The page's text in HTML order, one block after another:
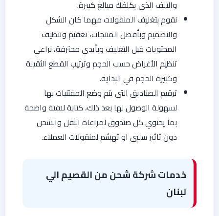
والتلف الذي يكلفك مبالغ كبيرة.
نقوم بتغليف المنقولات مهما كان الشكل
والتصميم وبأفضل المنتجات، تعقيم وتنظيف
المحتويات قبل التغليف وبأيدي محترفة، نراعي
تنظيم الأغراض حسب الحجم وترتيب القطع الثقيلة
وكبيرة الحجم في البداية.
ترقيم الصناديق التي يتم وضع المقتنيات بها
لسهولة الوصول لها بعد ذلك، كتابة لافتة واضحة
بما يحتوي كل صندوق لمراعاة النقل والشحن
دون تاثير سلبي او تهشم لمنقولات العملاء.
خدمات شركة شحن من القصيم الي
لبنان